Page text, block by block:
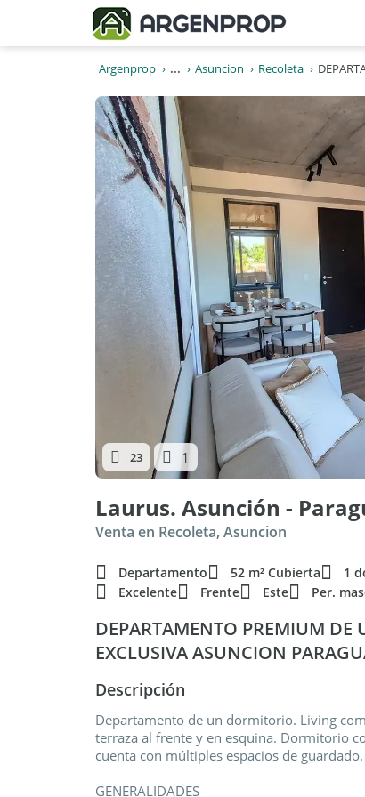
Argenprop ... Asuncion Recoleta
23 1
Laurus. Asunción -
Venta en Recoleta, Asuncion
Departamento 52 m² Cubierta 1
Excelente
Frente Este Per.
DEPARTAMENTO PREMIUM DE
EXCLUSIVA ASUNCION
Descripción
Departamento de un dormitorio. Living
terraza al frente y en esquina. Dormitorio
cuenta con múltiples espacios de guardado.
GENERALIDADES